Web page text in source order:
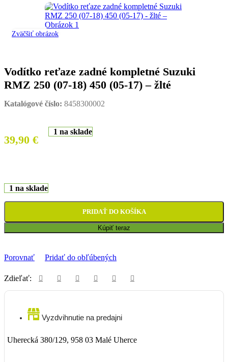
Zväčšiť obrázok
Vodítko reťaze zadné kompletné Suzuki
RMZ 250 (07-18) 450 (05-17) – žlté
Katalógové číslo: 8458300002
39,90 €
1 na sklade
1 na sklade
PRIDAŤ DO KOŠÍKA
Kúpiť teraz
Porovnať Pridať do obľúbených
Zdieľať:
Vyzdvihnutie na predajni
Uherecká 380/129, 958 03 Malé Uherce